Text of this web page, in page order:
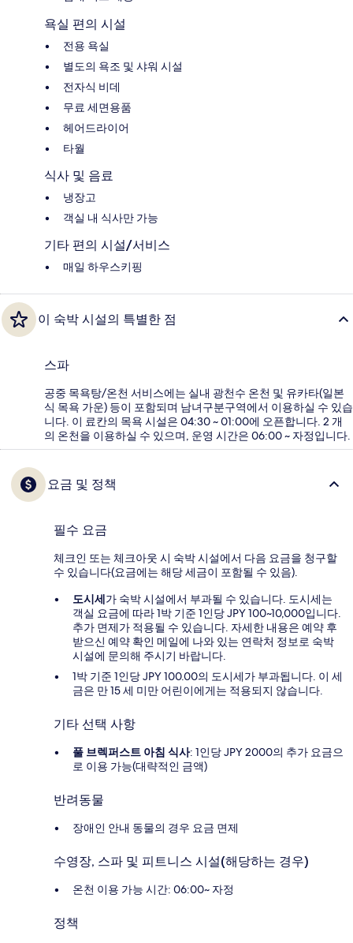
욕실 편의 시설
전용 욕실
별도의 욕조 및 샤워 시설
전자식 비데
무료 세면용품
헤어드라이어
타월
식사 및 음료
냉장고
객실 내 식사만 가능
기타 편의 시설/서비스
매일 하우스키핑
이 숙박 시설의 특별한 점
스파
공중 목욕탕/온천 서비스에는 실내 광천수 온천 및 유카타(일본
식 목욕 가운) 등이 포함되며 남녀구분구역에서 이용하실 수 있습
니다. 이 료칸의 목욕 시설은 04:30 ~ 01:00에 오픈합니다. 2 개
의 온천을 이용하실 수 있으며, 운영 시간은 06:00 ~ 자정입니다.
요금 및 정책
필수 요금
체크인 또는 체크아웃 시 숙박 시설에서 다음 요금을 청구할
수 있습니다(요금에는 해당 세금이 포함될 수 있음).
도시세가 숙박 시설에서 부과될 수 있습니다. 도시세는
객실 요금에 따라 1박 기준 1인당 JPY 100~10,000입니다.
추가 면제가 적용될 수 있습니다. 자세한 내용은 예약 후
받으신 예약 확인 메일에 나와 있는 연락처 정보로 숙박
시설에 문의해 주시기 바랍니다.
1박 기준 1인당 JPY 100.00의 도시세가 부과됩니다. 이 세
금은 만 15 세 미만 어린이에게는 적용되지 않습니다.
기타 선택 사항
풀 브렉퍼스트 아침 식사: 1인당 JPY 2000의 추가 요금으
로 이용 가능(대략적인 금액)
반려동물
장애인 안내 동물의 경우 요금 면제
수영장, 스파 및 피트니스 시설(해당하는 경우)
온천 이용 가능 시간: 06:00~ 자정
정책